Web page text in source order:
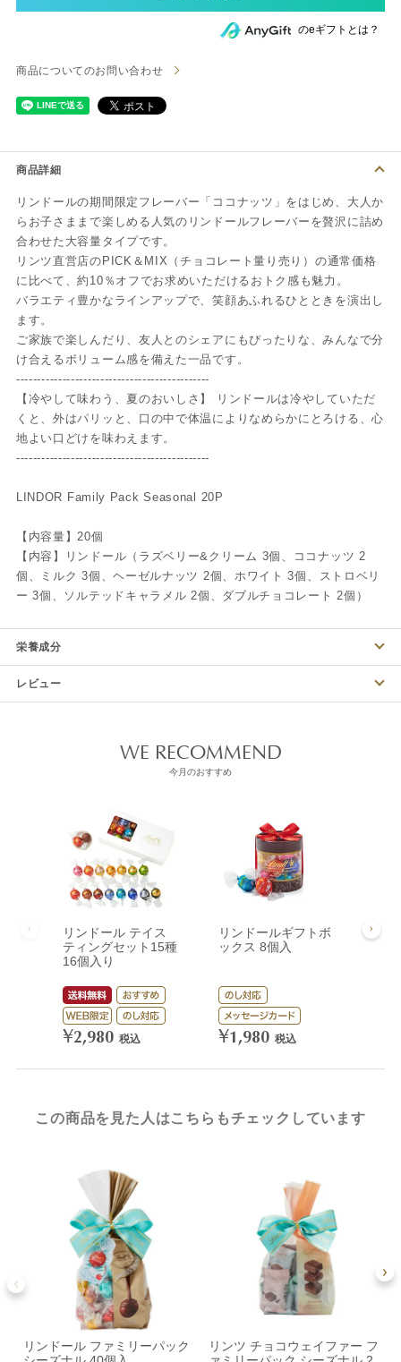
のeギフトとは？
商品についてのお問い合わせ
商品詳細
リンドールの期間限定フレーバー「ココナッツ」をはじめ、大人か
らお子さままで楽しめる人気のリンドールフレーバーを贅沢に詰め
合わせた大容量タイプです。
リンツ直営店のPICK＆MIX（チョコレート量り売り）の通常価格
に比べて、約10％オフでお求めいただけるおトク感も魅力。
バラエティ豊かなラインアップで、笑顔あふれるひとときを演出し
ます。
ご家族で楽しんだり、友人とのシェアにもぴったりな、みんなで分
け合えるボリューム感を備えた一品です。
----------------------------------------------
【冷やして味わう、夏のおいしさ】 リンドールは冷やしていただ
くと、外はパリッと、口の中で体温によりなめらかにとろける、心
地よい口どけを味わえます。
----------------------------------------------
LINDOR Family Pack Seasonal 20P
【内容量】20個
【内容】リンドール（ラズベリー&クリーム 3個、ココナッツ 2
個、ミルク 3個、ヘーゼルナッツ 2個、ホワイト 3個、ストロベリ
ー 3個、ソルテッドキャラメル 2個、ダブルチョコレート 2個）
栄養成分
レビュー
WE RECOMMEND
今月のおすすめ
リンドール テイス
ティングセット15種
16個入り
¥2,980 税込
リンドールギフトボ
ックス 8個入
¥1,980 税込
リ
この商品を見た人はこちらもチェックしています
リンドール ファミリーパック
リンツ チョコウェイファー フ